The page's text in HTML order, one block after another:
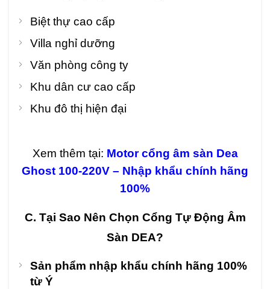
Biệt thự cao cấp
Villa nghỉ dưỡng
Văn phòng công ty
Khu dân cư cao cấp
Khu đô thị hiện đại
Xem thêm tại: Motor cổng âm sàn Dea
Ghost 100-220V – Nhập khẩu chính hãng
100%
C. Tại Sao Nên Chọn Cổng Tự Động Âm
Sàn DEA?
Sản phẩm nhập khẩu chính hãng 100%
từ Ý